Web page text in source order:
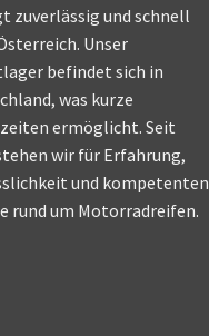
zuverlässig und schnell
Unser
befindet sich in
was kurze
ermöglicht. Seit
wir für Erfahrung,
und kompetenten
rund um Motorradreifen.